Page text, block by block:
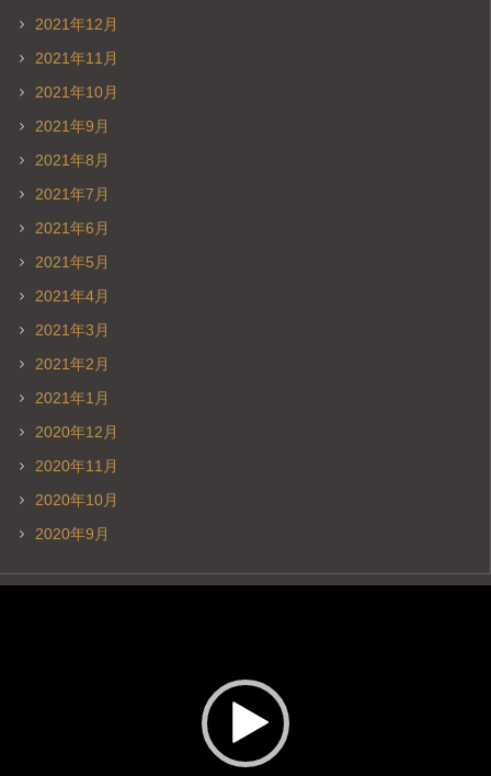
2021年12月
2021年11月
2021年10月
2021年9月
2021年8月
2021年7月
2021年6月
2021年5月
2021年4月
2021年3月
2021年2月
2021年1月
2020年12月
2020年11月
2020年10月
2020年9月